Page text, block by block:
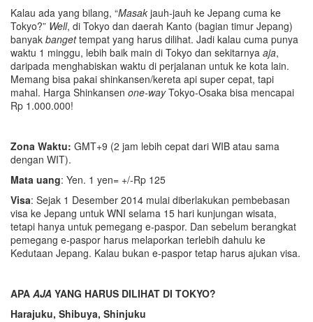
Kalau ada yang bilang, “Masak jauh-jauh ke Jepang cuma ke
Tokyo?” Well, di Tokyo dan daerah Kanto (bagian timur Jepang)
banyak bangettempat yang harus dilihat. Jadi kalau cuma punya
waktu 1 minggu, lebih baik main di Tokyo dan sekitarnya aja,
daripada menghabiskan waktu di perjalanan untuk ke kota lain.
Memang bisa pakai shinkansen/kereta api super cepat, tapi
mahal. Harga Shinkansen one-wayTokyo-Osaka bisa mencapai
Rp 1.000.000!
Zona Waktu: GMT+9 (2 jam lebih cepat dari WIB atau sama
dengan WIT).
Mata uang: Yen. 1 yen= +/-Rp 125
Visa: Sejak 1 Desember 2014 mulai diberlakukan pembebasan
visa ke Jepang untuk WNI selama 15 hari kunjungan wisata,
tetapi hanya untuk pemegang e-paspor. Dan sebelum berangkat
pemegang e-paspor harus melaporkan terlebih dahulu ke
Kedutaan Jepang. Kalau bukan e-paspor tetap harus ajukan visa.
APA AJA YANG HARUS DILIHAT DI TOKYO?
Harajuku, Shibuya, Shinjuku